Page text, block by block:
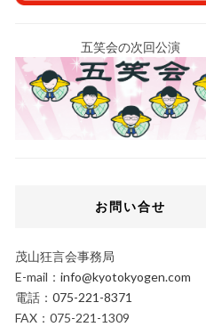
五笑会の次回公演
お問い合せ
茂山狂言会事務局
E-mail： info@kyotokyogen.com
電話： 075-221-8371
FAX：075-221-1309